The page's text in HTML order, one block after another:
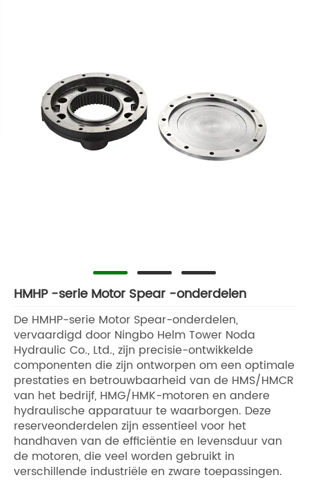
HMHP -serie Motor Spear -onderdelen
De HMHP-serie Motor Spear-onderdelen,
vervaardigd door Ningbo Helm Tower Noda
Hydraulic Co., Ltd., zijn precisie-ontwikkelde
componenten die zijn ontworpen om een ​​optimale
prestaties en betrouwbaarheid van de HMS/HMCR
van het bedrijf, HMG/HMK-motoren en andere
hydraulische apparatuur te waarborgen. Deze
reserveonderdelen zijn essentieel voor het
handhaven van de efficiëntie en levensduur van
de motoren, die veel worden gebruikt in
verschillende industriële en zware toepassingen.